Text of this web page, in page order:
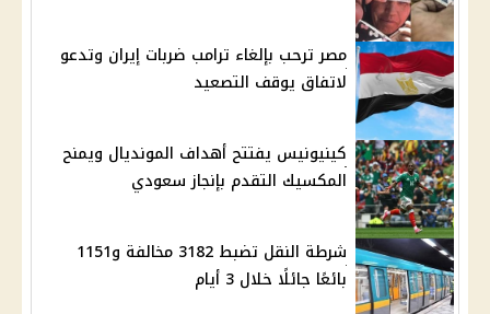
مصر ترحب بإلغاء ترامب ضربات إيران وتدعو
لاتفاق يوقف التصعيد
كينيونيس يفتتح أهداف المونديال ويمنح
المكسيك التقدم بإنجاز سعودي
شرطة النقل تضبط 3182 مخالفة و1151
بائعًا جائلًا خلال 3 أيام